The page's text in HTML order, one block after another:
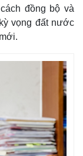
đồng bộ và
vọng đất nước